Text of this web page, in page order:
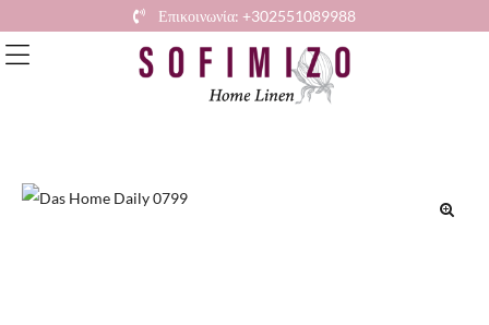
Επικοινωνία: +302551089988